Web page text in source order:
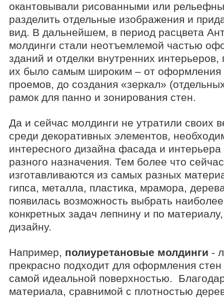
окантовывали рисованными или
разделить отдельные изображения и
вид. В дальнейшем, в период расцвета
молдинги стали неотъемлемой частью
зданий и отделки внутренних
их было самым широким – от оформления
проемов, до создания «зеркал»
рамок для панно и зонирования стен.
Да и сейчас молдинги не утратили своих
среди декоративных элементов,
интересного дизайна фасада и интерьера
разного назначения. Тем более что
изготавливаются из самых разных
гипса, металла, пластика, мрамора,
появилась возможность выбрать
конкретных задач лепнину и по
дизайну.
Например, полиуретановые молдинги -
прекрасно подходит для оформления
самой идеальной поверхностью.
материала, сравнимой с плотностью